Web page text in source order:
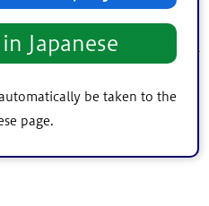
Japanese
be taken to the
page.
い」